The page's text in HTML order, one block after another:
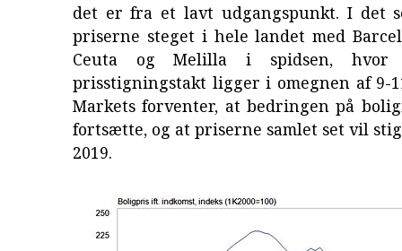
det er fra et lavt udgangspunkt. I det
priserne steget i hele landet med
Ceuta og Melilla i spidsen, hvor
prisstigningstakt ligger i omegnen af 9-
Markets forventer, at bedringen på
fortsætte, og at priserne samlet set vil
2019.